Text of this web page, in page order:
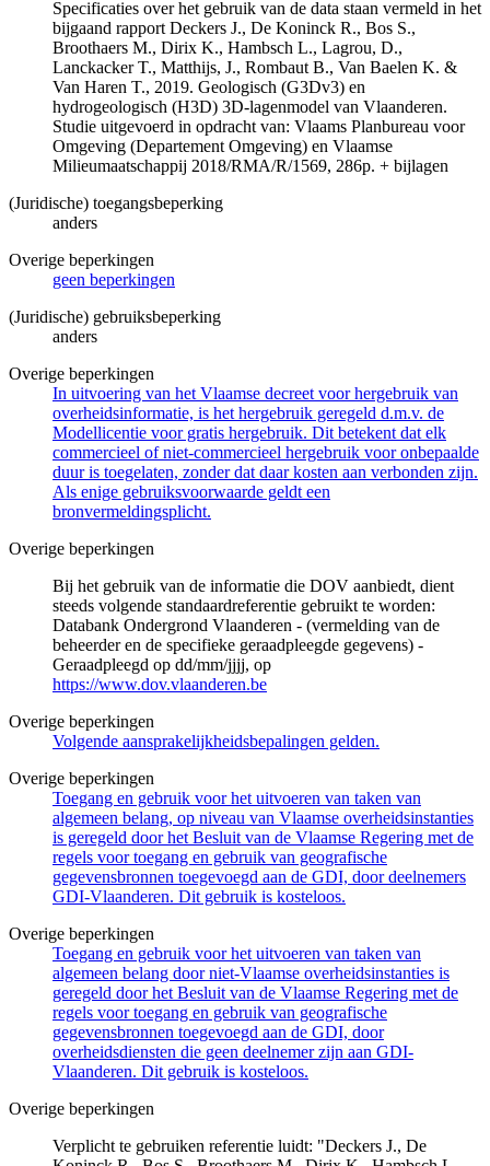
Specificaties over het gebruik van de data staan vermeld in het
bijgaand rapport Deckers J., De Koninck R., Bos S.,
Broothaers M., Dirix K., Hambsch L., Lagrou, D.,
Lanckacker T., Matthijs, J., Rombaut B., Van Baelen K. &
Van Haren T., 2019. Geologisch (G3Dv3) en
hydrogeologisch (H3D) 3D-lagenmodel van Vlaanderen.
Studie uitgevoerd in opdracht van: Vlaams Planbureau voor
Omgeving (Departement Omgeving) en Vlaamse
Milieumaatschappij 2018/RMA/R/1569, 286p. + bijlagen
(Juridische) toegangsbeperking
anders
Overige beperkingen
geen beperkingen
(Juridische) gebruiksbeperking
anders
Overige beperkingen
In uitvoering van het Vlaamse decreet voor hergebruik van
overheidsinformatie, is het hergebruik geregeld d.m.v. de
Modellicentie voor gratis hergebruik. Dit betekent dat elk
commercieel of niet-commercieel hergebruik voor onbepaalde
duur is toegelaten, zonder dat daar kosten aan verbonden zijn.
Als enige gebruiksvoorwaarde geldt een
bronvermeldingsplicht.
Overige beperkingen
Bij het gebruik van de informatie die DOV aanbiedt, dient
steeds volgende standaardreferentie gebruikt te worden:
Databank Ondergrond Vlaanderen - (vermelding van de
beheerder en de specifieke geraadpleegde gegevens) -
Geraadpleegd op dd/mm/jjjj, op
https://www.dov.vlaanderen.be
Overige beperkingen
Volgende aansprakelijkheidsbepalingen gelden.
Overige beperkingen
Toegang en gebruik voor het uitvoeren van taken van
algemeen belang, op niveau van Vlaamse overheidsinstanties
is geregeld door het Besluit van de Vlaamse Regering met de
regels voor toegang en gebruik van geografische
gegevensbronnen toegevoegd aan de GDI, door deelnemers
GDI-Vlaanderen. Dit gebruik is kosteloos.
Overige beperkingen
Toegang en gebruik voor het uitvoeren van taken van
algemeen belang door niet-Vlaamse overheidsinstanties is
geregeld door het Besluit van de Vlaamse Regering met de
regels voor toegang en gebruik van geografische
gegevensbronnen toegevoegd aan de GDI, door
overheidsdiensten die geen deelnemer zijn aan GDI-
Vlaanderen. Dit gebruik is kosteloos.
Overige beperkingen
Verplicht te gebruiken referentie luidt: "Deckers J., De